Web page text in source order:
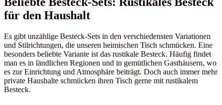
für den Haushalt
Es gibt unzählige Besteck-Sets in den verschiedensten Variationen
und Stilrichtungen, die unseren heimischen Tisch schmücken. Eine
besonders beliebte Variante ist das rustikale Besteck. Häufig findet
man es in ländlichen Regionen und in gemütlichen Gasthäusern, wo
es zur Einrichtung und Atmosphäre beiträgt. Doch auch immer mehr
private Haushalte schmücken ihren Tisch gerne mit rustikalem
Besteck.